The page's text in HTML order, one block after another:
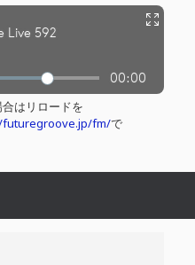
はリロードを
fm/で